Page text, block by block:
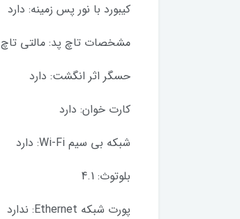
کيبورد با نور پس زمينه: دارد
مشخصات تاچ پد: مالتی تاچ
حسگر اثر انگشت: دارد
کارت خوان: دارد
شبکه بی سيم Wi-Fi: دارد
بلوتوث: 4.1
پورت شبکه Ethernet: ندارد